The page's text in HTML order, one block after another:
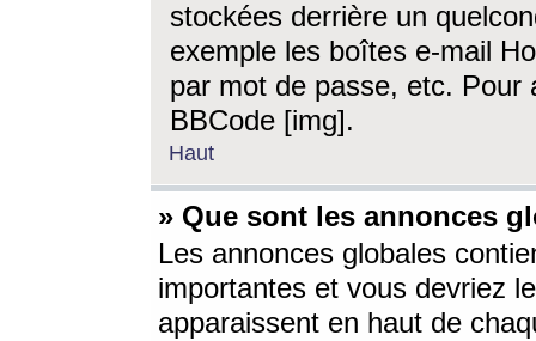
stockées derrière un
exemple les boîtes e-mail
par mot de passe, etc. Pour
BBCode [img].
Haut
» Que sont les annonces
Les annonces globales
importantes et vous devriez
apparaissent en haut de